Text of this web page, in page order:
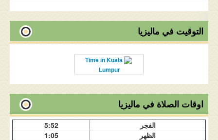
التوقيت في ماليزيا
Time in Kuala
Lumpur
اوقات الصلاة في ماليزيا
الفجر
5:52
الظهر
1:05